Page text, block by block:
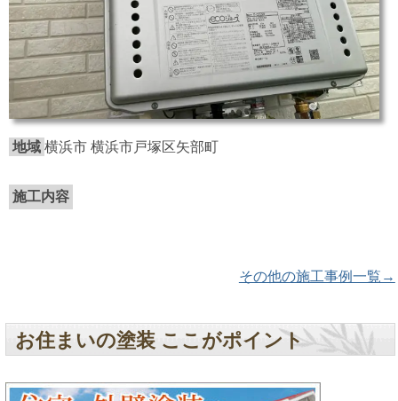
地域 横浜市 横浜市戸塚区矢部町
施工内容
その他の施工事例一覧→
お住まいの塗装 ここがポイント